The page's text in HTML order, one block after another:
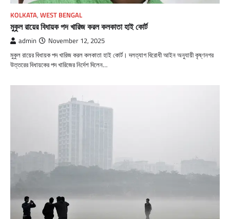
KOLKATA, WEST BENGAL
মুকুল রায়ের বিধায়ক পদ খারিজ করল কলকাতা হাই কোর্ট
admin November 12, 2025
মুকুল রায়ের বিধায়ক পদ খারিজ করল কলকাতা হাই কোর্ট। দলত্যাগ বিরোধী আইন অনুযায়ী কৃষ্ণনগর
উত্তরের বিধায়কের পদ খারিজের নির্দেশ দিলেন…